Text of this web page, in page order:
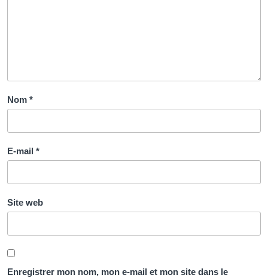
Nom *
E-mail *
Site web
Enregistrer mon nom, mon e-mail et mon site dans le